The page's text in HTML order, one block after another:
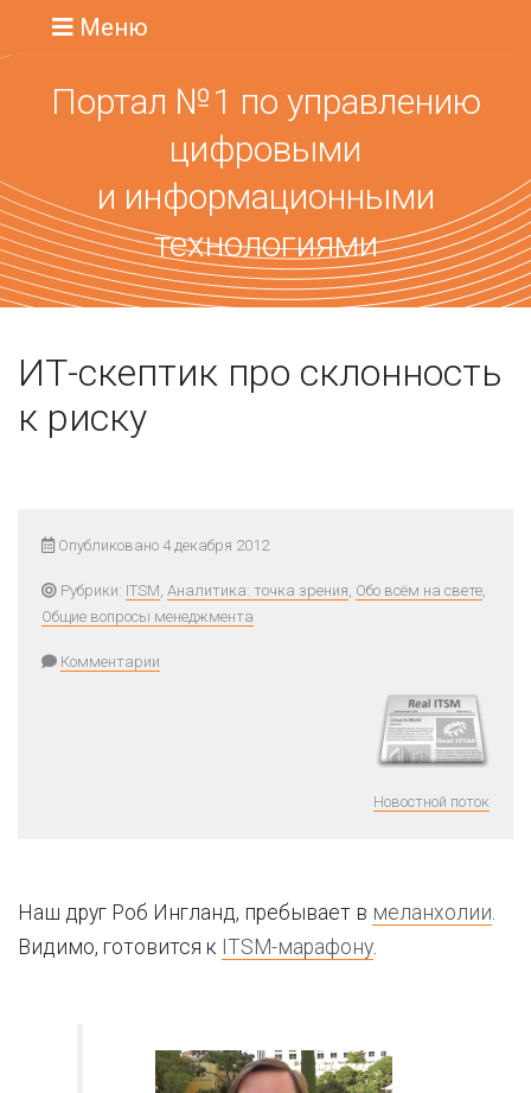
Меню
Портал №1 по управлению
цифровыми
и информационными
технологиями
ИТ-скептик про склонность
к риску
Опубликовано 4 декабря 2012
Рубрики: ITSM, Аналитика: точка зрения, Обо всём на свете,
Общие вопросы менеджмента
Комментарии
Новостной поток
Наш друг Роб Ингланд, пребывает в меланхолии.
Видимо, готовится к ITSM-марафону.